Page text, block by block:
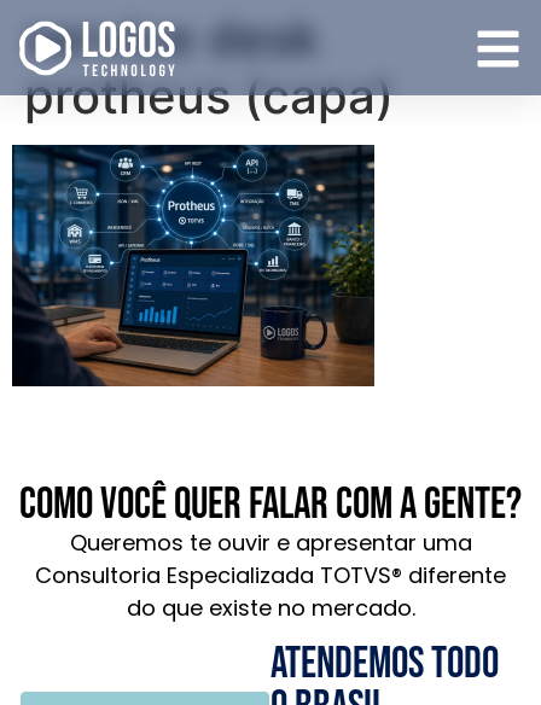
service desk
protheus (capa)
Como você quer falar com a gente?
Queremos te ouvir e apresentar uma
Consultoria Especializada TOTVS® diferente
do que existe no mercado.
Atendemos todo